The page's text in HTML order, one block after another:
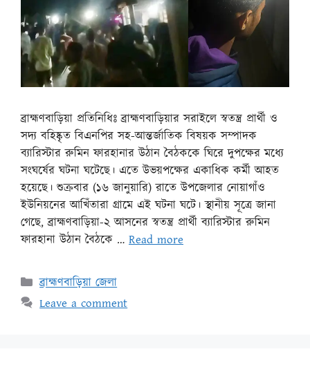
ব্রাহ্মণবাড়িয়া প্রতিনিধিঃ ব্রাহ্মণবাড়িয়ার সরাইলে স্বতন্ত্র প্রার্থী ও
সদ্য বহিষ্কৃত বিএনপির সহ-আন্তর্জাতিক বিষয়ক সম্পাদক
ব্যারিস্টার রুমিন ফারহানার উঠান বৈঠককে ঘিরে দুপক্ষের মধ্যে
সংঘর্ষের ঘটনা ঘটেছে। এতে উভয়পক্ষের একাধিক কর্মী আহত
হয়েছে। শুক্রবার (১৬ জানুয়ারি) রাতে উপজেলার নোয়াগাঁও
ইউনিয়নের আখিঁতারা গ্রামে এই ঘটনা ঘটে। স্থানীয় সূত্রে জানা
গেছে, ব্রাহ্মণবাড়িয়া-২ আসনের স্বতন্ত্র প্রার্থী ব্যারিস্টার রুমিন
ফারহানা উঠান বৈঠকে … Read more
ব্রাহ্মণবাড়িয়া জেলা
Leave a comment